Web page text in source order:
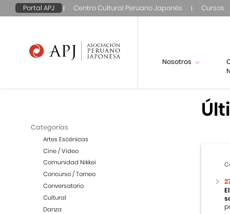
Portal APJ Centro Cultural Peruano Japonés Cursos
Nosotros
Categorías
Artes Escénicas
Cine / Video
Comunidad Nikkei
Concurso / Torneo
Conversatorio
Cultural
Danza